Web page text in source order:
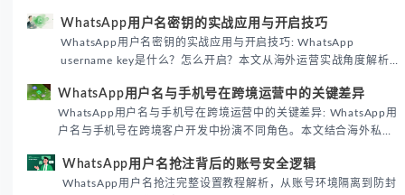
WhatsApp用户名密钥的实战应用与开启技巧
WhatsApp用户名密钥的实战应用与开启技巧: WhatsApp
username key是什么？怎么开启？本文从海外运营实战角度解析
境团队高效触达目标客户。
WhatsApp用户名与手机号在跨境运营中的关键差异
WhatsApp用户名与手机号在跨境运营中的关键差异: WhatsApp用
户名与手机号在跨境客户开发中扮演不同角色。本文结合海外私域
际差异，帮助团队优化WhatsApp营销策略。
WhatsApp用户名抢注背后的账号安全逻辑
WhatsApp用户名抢注完整设置教程解析，从账号环境隔离到防封